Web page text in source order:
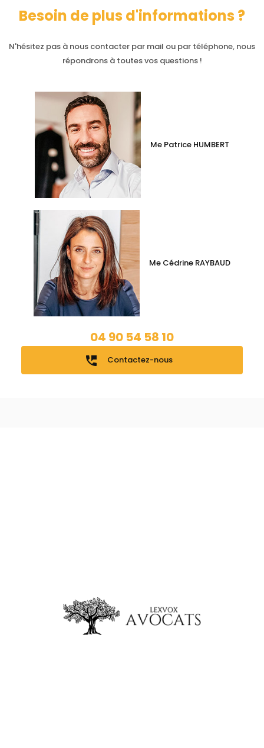
Besoin de plus d'informations ?
N'hésitez pas à nous contacter par mail ou par téléphone, nous
répondrons à toutes vos questions !
Me Patrice HUMBERT
Me Cédrine RAYBAUD
04 90 54 58 10
perm_phone_msg Contactez-nous